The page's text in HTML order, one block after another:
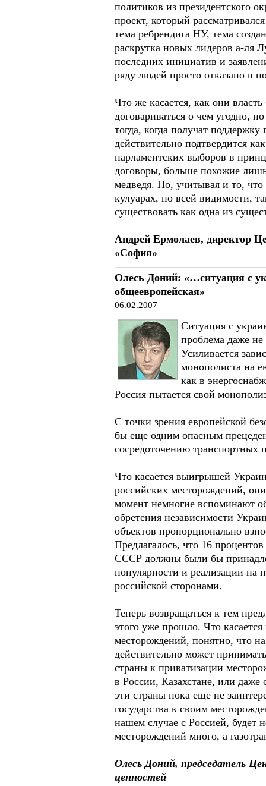
политиков из президентского
проект, который
тема ребрендига НУ, тема
раскрутка новых лидеров а-ля
последних инициатив и
ряду людей просто отказано в
Что же касается, как они
договариваться о чем угодно,
тогда, когда получат
действительно подтвердится
парламентских выборов в
договоры, больше похожие
медведя. Но, учитывая и то,
кулуарах, по всей видимости,
существовать как одна из
Андрей Ермолаев, директор
«София»
Олесь Доний: «…ситуация с
общеевропейская»
06.02.2007
Cитуация с
проблема даже не
Усиливается
монополиста на
как в
Россия пытается свой
С точки зрения европейской
бы еще одним опасным
сосредоточению транспортных
Что касается выигрышей
российских месторождений,
момент немногие вспоминают
обретения независимости
объектов пропорционально
Предлагалось, что 16
СССР должны были бы
популярности и реализации на
российской сторонами.
Теперь возвращаться к тем
этого уже прошло. Что
месторождений, понятно, что
действительно может
страны к приватизации
в России, Казахстане, или
эти страны пока еще не
государства к своим
нашем случае с Россией, будет
месторождений много, а
Олесь Доний, председатель
ценностей